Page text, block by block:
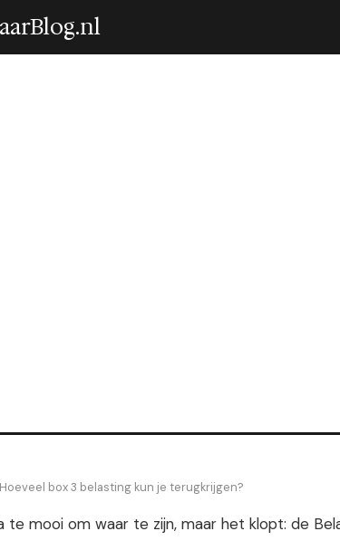
Hoeveel box 3 belasting kun je terugkrijgen?
te mooi om waar te zijn, maar het klopt: de